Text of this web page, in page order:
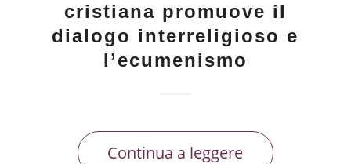
cristiana promuove il
dialogo interreligioso e
l’ecumenismo
Continua a leggere